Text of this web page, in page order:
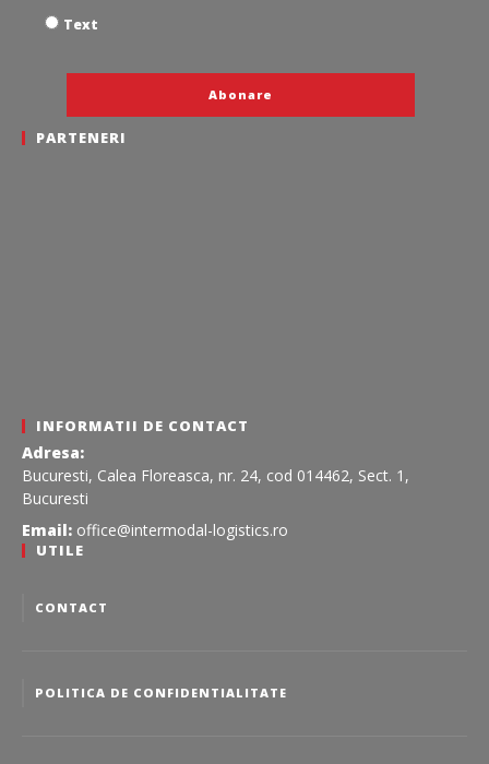
Text
PARTENERI
INFORMATII DE CONTACT
Adresa:
Bucuresti, Calea Floreasca, nr. 24, cod 014462, Sect. 1,
Bucuresti
Email: office@intermodal-logistics.ro
UTILE
CONTACT
POLITICA DE CONFIDENTIALITATE